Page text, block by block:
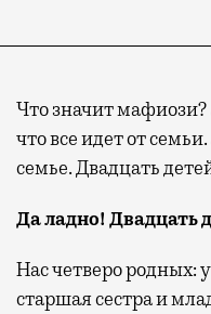
Что значит
что все идет от
семье. Двадцать
Да ладно! Двадцать
Нас четверо родных:
старшая сестра и